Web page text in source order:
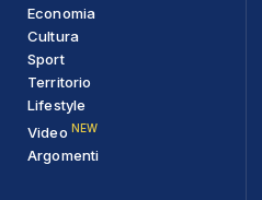
Economia
Cultura
Sport
Territorio
Lifestyle
Video NEW
Argomenti